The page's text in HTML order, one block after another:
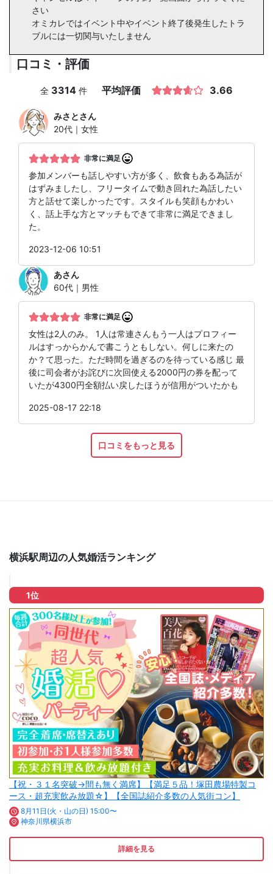
さい
オミカレではイベント中やイベント終了後発生したトラ
ブルには一切関与いたしません
口コミ・評価
全 3314 件 平均評価 3.66
みさとさん
20代｜女性
非常に満足
参加メンバーも話しやすい方が多く、飲食もある為話が
はずみましたし、フリータイムで動き回れた為話したい
方と話せて楽しかったです。スタイルも笑顔もかわい
く、話上手な方とマッチもできて非常に満足できまし
た。
2023-12-06 10:51
あさん
60代｜男性
非常に満足
女性は2人のみ。 1人は常連さんもう一人はプロフィー
ルはすっからかんで書こうともしない。何しに来たの
か？て思った。ただ時間を過ぎるのを待っている感じ 最
後に司会者がお詫びに次回使える2000円の券を配って
いたが4300円全額払い戻したほうが信用がついたかも
2025-08-17 22:18
口コミをもっと見る
横浜駅周辺の人気婚活ランキング
1位
【祝・３１名突破→間も無く満席】【満足５品！塚田農場特製コ
ース・超充実飲み放題☆】【全国誌紹介多数の人気街コン】
8月11日(火・山の日) 15:00〜
神奈川県横浜市
詳細を見る